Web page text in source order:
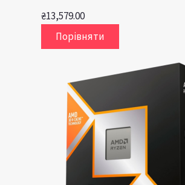
₴13,579.00
Порівняти